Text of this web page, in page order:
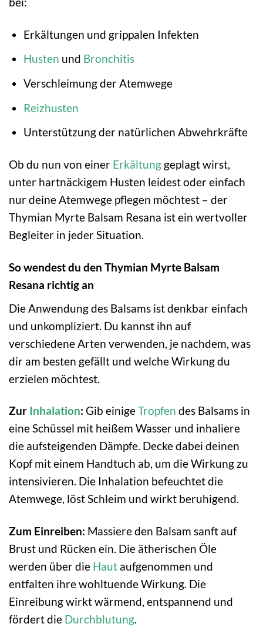
Erkältungen und grippalen Infekten
Husten und Bronchitis
Verschleimung der Atemwege
Reizhusten
Unterstützung der natürlichen Abwehrkräfte
Ob du nun von einer Erkältung geplagt wirst,
unter hartnäckigem Husten leidest oder einfach
nur deine Atemwege pflegen möchtest – der
Thymian Myrte Balsam Resana ist ein wertvoller
Begleiter in jeder Situation.
So wendest du den Thymian Myrte Balsam
Resana richtig an
Die Anwendung des Balsams ist denkbar einfach
und unkompliziert. Du kannst ihn auf
verschiedene Arten verwenden, je nachdem, was
dir am besten gefällt und welche Wirkung du
erzielen möchtest.
Zur Inhalation: Gib einigeTropfen des Balsams in
eine Schüssel mit heißem Wasser und inhaliere
die aufsteigenden Dämpfe. Decke dabei deinen
Kopf mit einem Handtuch ab, um die Wirkung zu
intensivieren. Die Inhalation befeuchtet die
Atemwege, löst Schleim und wirkt beruhigend.
Zum Einreiben: Massiere den Balsam sanft auf
Brust und Rücken ein. Die ätherischen Öle
werden über die Haut aufgenommen und
entfalten ihre wohltuende Wirkung. Die
Einreibung wirkt wärmend, entspannend und
fördert die Durchblutung.